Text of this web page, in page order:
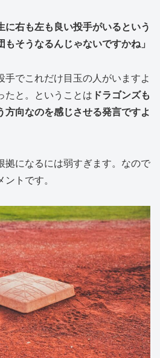
右も左も良い投手がいるという
そうなるんじゃないですかね」
でこれだけ目玉の人がいますよ
たと。ということは ドラゴンズも
方向なのを感じさせる発言ですよ
拠になるには弱すぎます。なので
トです。